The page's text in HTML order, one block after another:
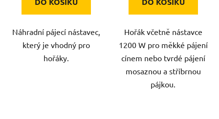
Náhradní pájecí nástavec,
který je vhodný pro
hořáky.
Hořák včetně nástavce
1200 W pro měkké pájení
cínem nebo tvrdé pájení
mosaznou a stříbrnou
pájkou.